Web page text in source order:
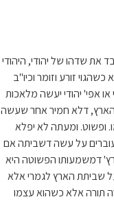
את שדהו של יהודי, היהודי
זורע וזומר וכיו"ב
אפי' יהודי יעשה מלאכות
דלא חמיר אחר שעשה
ומעתה לא יפלא
על עשה דשביתה אם
דמשמעותו הפשוטה היא
שביתת הארץ לגמרי אלא
תורה אלא כשהוא עצמו